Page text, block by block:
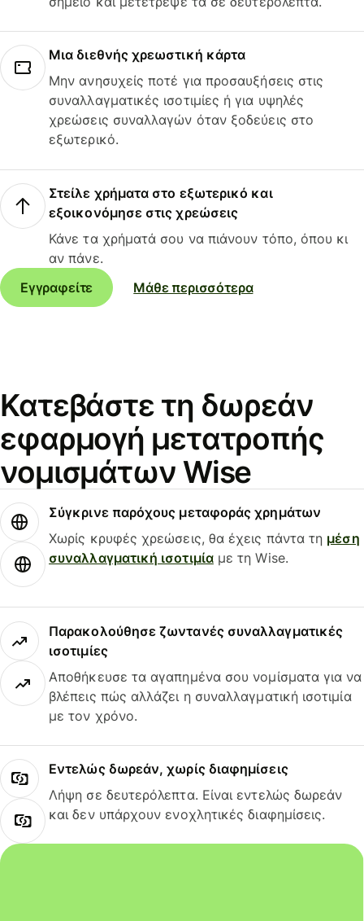
Μια διεθνής χρεωστική κάρτα
Μην ανησυχείς ποτέ για προσαυξήσεις στις
συναλλαγματικές ισοτιμίες ή για υψηλές
χρεώσεις συναλλαγών όταν ξοδεύεις στο
εξωτερικό.
Στείλε χρήματα στο εξωτερικό και
εξοικονόμησε στις χρεώσεις
Κάνε τα χρήματά σου να πιάνουν τόπο, όπου κι
αν πάνε.
Εγγραφείτε
Μάθε περισσότερα
Κατεβάστε τη δωρεάν
εφαρμογή μετατροπής
νομισμάτων Wise
Σύγκρινε παρόχους μεταφοράς χρημάτων
Χωρίς κρυφές χρεώσεις, θα έχεις πάντα τη μέση
συναλλαγματική ισοτιμίαμε τη Wise.
Παρακολούθησε ζωντανές συναλλαγματικές
ισοτιμίες
Αποθήκευσε τα αγαπημένα σου νομίσματα για να
βλέπεις πώς αλλάζει η συναλλαγματική ισοτιμία
με τον χρόνο.
Εντελώς δωρεάν, χωρίς διαφημίσεις
Λήψη σε δευτερόλεπτα. Είναι εντελώς δωρεάν
και δεν υπάρχουν ενοχλητικές διαφημίσεις.